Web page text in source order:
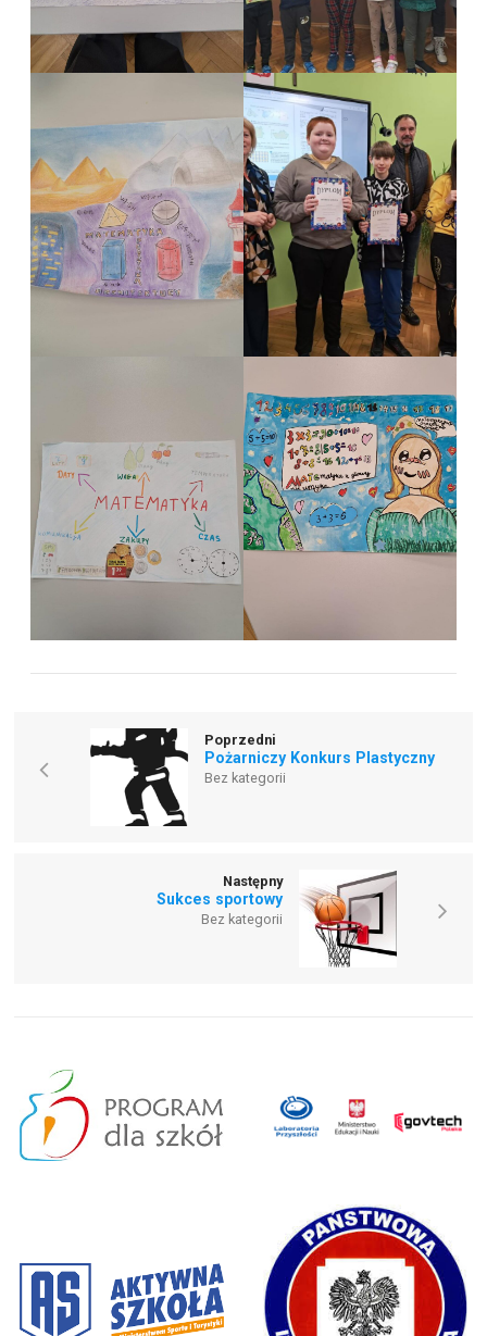
Poprzedni
Pożarniczy Konkurs Plastyczny
Bez kategorii
Następny
Sukces sportowy
Bez kategorii